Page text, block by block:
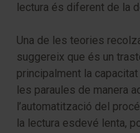
lectura és diferent de la
Una de les teories
suggereix que és un
principalment la
les paraules de manera
l’automatització del
la lectura esdevé lenta,